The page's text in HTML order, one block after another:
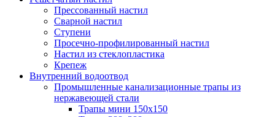
Прессованный настил
Сварной настил
Ступени
Просечно-профилированный настил
Настил из стеклопластика
Крепеж
Внутренний водоотвод
Промышленные канализационные трапы из
нержавеющей стали
Трапы мини 150х150